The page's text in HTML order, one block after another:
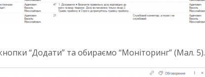
“Додати” та обираємо “Моніторинг” (Мал. 5).